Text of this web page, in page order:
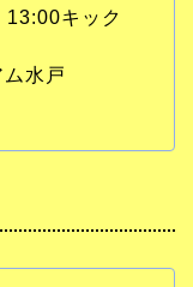
13:00キック
水戸